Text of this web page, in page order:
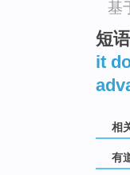
基
短语
it
相
有